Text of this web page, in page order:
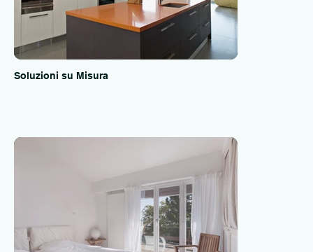
Soluzioni su Misura